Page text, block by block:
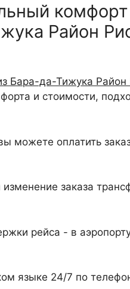
Район
Бара-да-Тижука
и стоимости,
можете оплатить
заказа
рейса - в
языке 24/7 по